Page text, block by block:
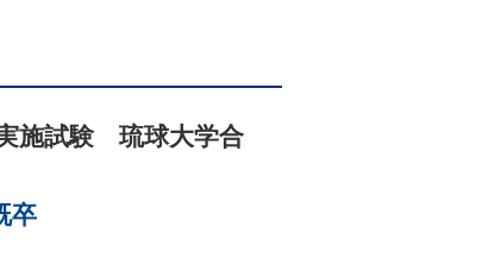
施試験 琉球大学合
卒